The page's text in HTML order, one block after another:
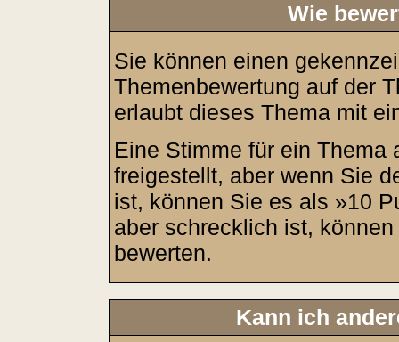
Wie
Sie können einen
Themenbewertung auf der
erlaubt dieses Thema mit
Eine Stimme für ein
freigestellt, aber wenn Sie
ist, können Sie es als »10
aber schrecklich ist,
bewerten.
Kann ich